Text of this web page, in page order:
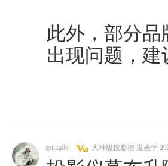
此外，部分
出现问题，
asuka08 大神级投影控 发表于